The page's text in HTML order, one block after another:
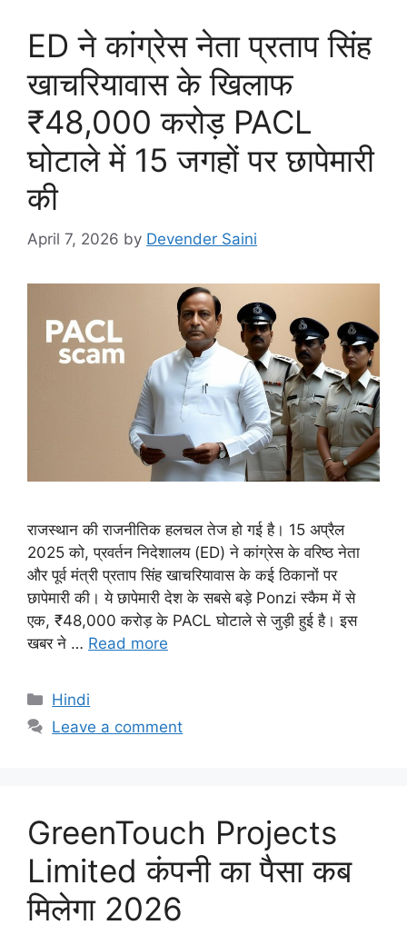
ED ने कांग्रेस नेता प्रताप सिंह
खाचरियावास के खिलाफ
₹48,000 करोड़ PACL
घोटाले में 15 जगहों पर छापेमारी
की
April 7, 2026 by Devender Saini
राजस्थान की राजनीतिक हलचल तेज हो गई है। 15 अप्रैल
2025 को, प्रवर्तन निदेशालय (ED) ने कांग्रेस के वरिष्ठ नेता
और पूर्व मंत्री प्रताप सिंह खाचरियावास के कई ठिकानों पर
छापेमारी की। ये छापेमारी देश के सबसे बड़े Ponzi स्कैम में से
एक, ₹48,000 करोड़ के PACL घोटाले से जुड़ी हुई है। इस
खबर ने … Read more
Categories
Hindi
Leave a comment
GreenTouch Projects
Limited कंपनी का पैसा कब
मिलेगा 2026